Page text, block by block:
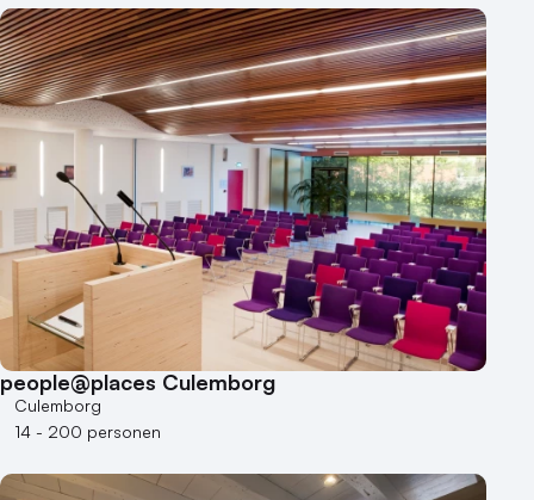
Hybride events
Industriële locatie
Kasteel en landgoed
Kleine / intieme locatie
Locaties aan zee
Museum
Theater
Varende locatie
people@places Culemborg
Culemborg
14 - 200 personen